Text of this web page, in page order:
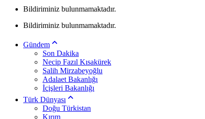
Bildiriminiz bulunmamaktadır.
Bildiriminiz bulunmamaktadır.
Gündem
Son Dakika
Necip Fazıl Kısakürek
Salih Mirzabeyoğlu
Adalaet Bakanlığı
İçişleri Bakanlığı
Türk Dünyası
Doğu Türkistan
Kırım